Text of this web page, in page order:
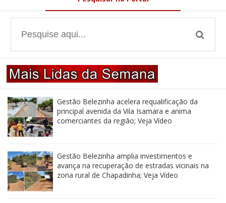
Gestão Belezinha acelera requalificação da
principal avenida da Vila Isamara e anima
comerciantes da região; Veja Vídeo
Gestão Belezinha amplia investimentos e
avança na recuperação de estradas vicinais na
zona rural de Chapadinha; Veja Vídeo